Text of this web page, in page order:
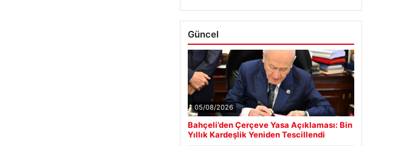
Güncel
05/08/2026
Bahçeli’den Çerçeve Yasa Açıklaması: Bin
Yıllık Kardeşlik Yeniden Tescillendi